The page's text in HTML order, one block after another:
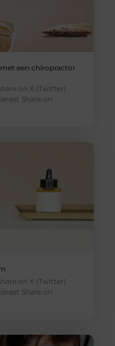
een chiropractor
on X (Twitter)
Share on
on X (Twitter)
Share on